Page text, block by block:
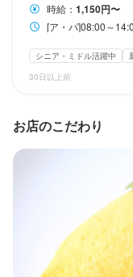
時給： 1,150円〜
[ア・パ]08:00～14:00、11:00～15:00、18:00～22:00 ■平日のみ、土日のみもOK ■1日3h／週1.2日～OK ※長時間働きたい方も大歓迎！ 月4回のシフト提出なので、 あなたの都合に合わせて働けます ※シフ
シニア・ミドル活躍中
30日以上前
お店のこだわり
月4回のシフト提出なの
あなたの都合に合わせ
※シフトは応相談
お昼までの勤務もOK
【こんな働き方が可能
◆主婦（夫）さん
8:00～14:00
11:00～15:00　など
◆学校終わりに働く学
18:00～22:00
17:00～22:00　など
■平日のみ、土日のみも
■1日3h／週1.2日～OK
※長時間働きたい方も
月4回のシフト提出なの
【シフト例】
8:00～11:00
17:00～21:00
17:00～23:00
18:00～22:00　など
月4回のシフト提出なの
あなたの都合に合わせ
※シフトは応相談
お昼までの勤務もOK
【こんな働き方が可能
◆主婦（夫）さん
8:00～14:00
11:00～15:00　など
◆学校終わりに働く学
18:00～22:00
17:00～22:00　など